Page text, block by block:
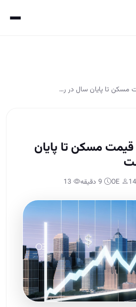
مسکن تا پایان سال در ر…
مسکن تا پایان